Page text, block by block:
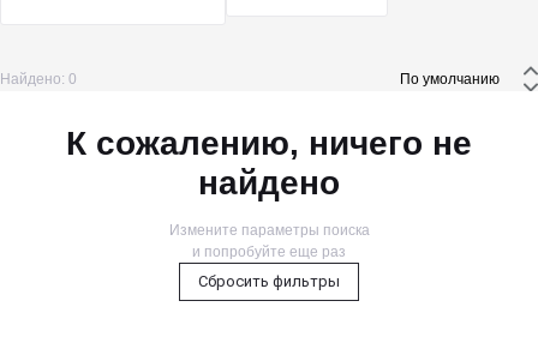
Найдено: 0
К сожалению, ничего не
найдено
Измените параметры поиска
и попробуйте еще раз
Сбросить фильтры